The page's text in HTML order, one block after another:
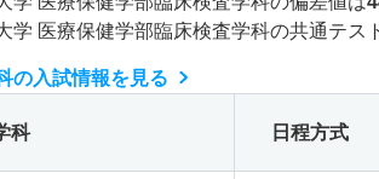
学 医療保健学部臨床検査学科の共通テス
の入試情報を見る
科 日程方式